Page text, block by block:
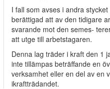
I fall som avses i andra
berättigad att av den tidigare
svarande mot den semes-
att utge till arbetstagaren.
Denna lag träder i kraft den 1
inte tillämpas beträffande en
verksamhet eller en del av en
ikraftträdandet.